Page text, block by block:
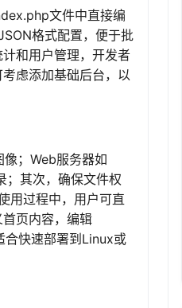
文件中直接编
格式配置，便于批
和用户管理，开发者
虑添加基础后台，以
；Web服务器如
；其次，确保文件权
用过程中，用户可直
页内容，编辑
合快速部署到Linux或